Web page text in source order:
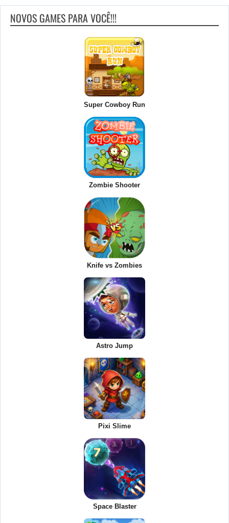
NOVOS GAMES PARA VOCÊ!!!
Super Cowboy Run
Zombie Shooter
Knife vs Zombies
Astro Jump
Pixi Slime
Space Blaster